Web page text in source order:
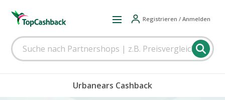
Registrieren / Anmelden
Urbanears Cashback